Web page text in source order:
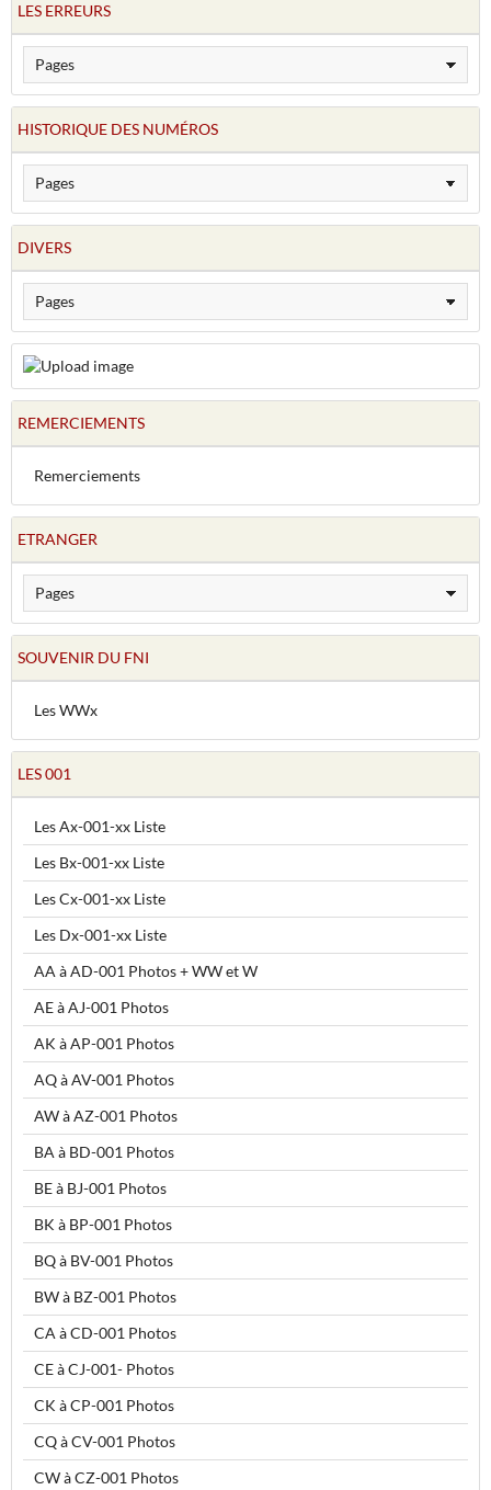
LES ERREURS
HISTORIQUE DES NUMÉROS
DIVERS
REMERCIEMENTS
Remerciements
ETRANGER
SOUVENIR DU FNI
Les WWx
LES 001
Les Ax-001-xx Liste
Les Bx-001-xx Liste
Les Cx-001-xx Liste
Les Dx-001-xx Liste
AA à AD-001 Photos + WW et W
AE à AJ-001 Photos
AK à AP-001 Photos
AQ à AV-001 Photos
AW à AZ-001 Photos
BA à BD-001 Photos
BE à BJ-001 Photos
BK à BP-001 Photos
BQ à BV-001 Photos
BW à BZ-001 Photos
CA à CD-001 Photos
CE à CJ-001- Photos
CK à CP-001 Photos
CQ à CV-001 Photos
CW à CZ-001 Photos